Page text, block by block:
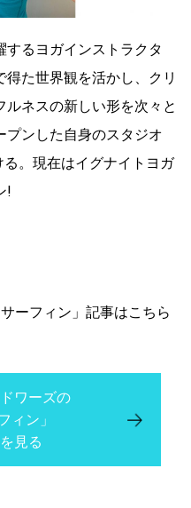
するヨガインストラクタ
た世界観を活かし、クリ
ネスの新しい形を次々と
プンした自身のスタジオ
る。現在はイグナイトヨガ
!
ーフィン」記事はこちら
ワーズの
ィン」
見る